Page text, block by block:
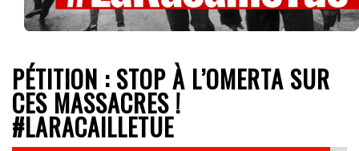
PÉTITION : STOP À L’OMERTA SUR
CES MASSACRES !
#LARACAILLETUE